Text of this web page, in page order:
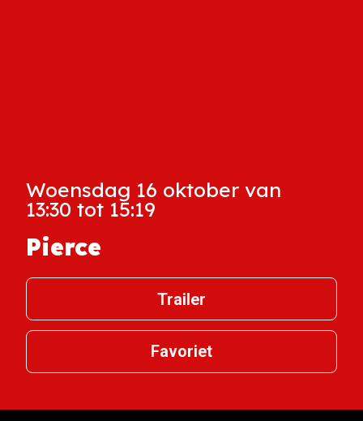
Woensdag 16 oktober van
13:30 tot 15:19
Pierce
Trailer
Favoriet